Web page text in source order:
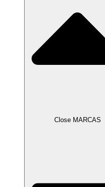
Close MARCAS